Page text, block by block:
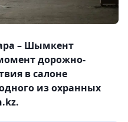
– Шымкент
дорожно-
в салоне
из охранных